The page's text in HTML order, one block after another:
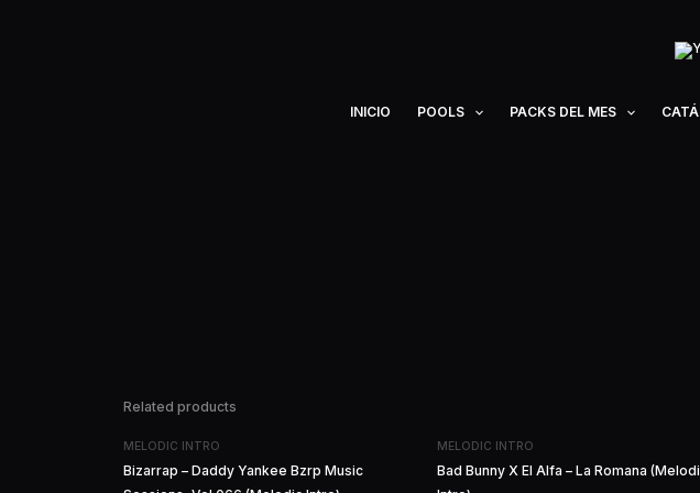
INICIO POOLS PACKS DEL MES
Related products
MELODIC INTRO
Bizarrap – Daddy Yankee Bzrp Music
MELODIC INTRO
Bad Bunny X El Alfa – La Romana